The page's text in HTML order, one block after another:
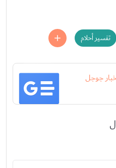
تفسير أحلام
جوجل